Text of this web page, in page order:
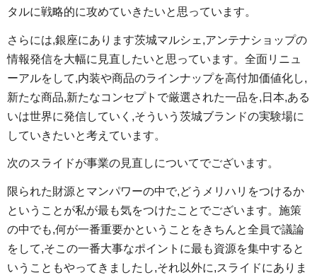
タルに戦略的に攻めていきたいと思っています。
さらには,銀座にあります茨城マルシェ,アンテナショップの
情報発信を大幅に見直したいと思っています。全面リニュ
ーアルをして,内装や商品のラインナップを高付加価値化し,
新たな商品,新たなコンセプトで厳選された一品を,日本,ある
いは世界に発信していく,そういう茨城ブランドの実験場に
していきたいと考えています。
次のスライドが事業の見直しについてでございます。
限られた財源とマンパワーの中で,どうメリハリをつけるか
ということが私が最も気をつけたことでございます。施策
の中でも,何が一番重要かということをきちんと全員で議論
をして,そこの一番大事なポイントに最も資源を集中すると
いうこともやってきましたし,それ以外に,スライドにありま